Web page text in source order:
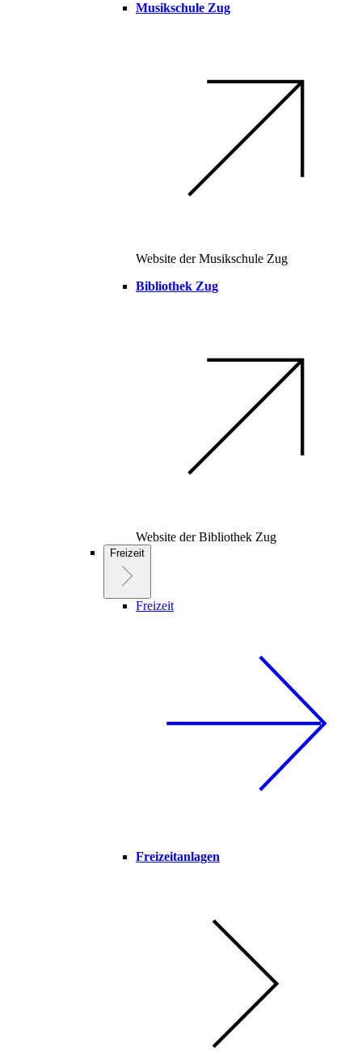
Musikschule Zug
Website der Musikschule Zug
Bibliothek Zug
Website der Bibliothek Zug
Freizeit
Freizeit
Freizeitanlagen